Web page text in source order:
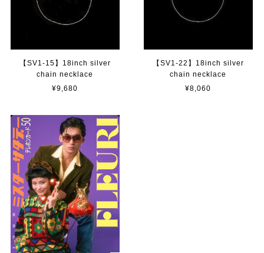
【SV1-15】18inch silver
chain necklace
¥9,680
【SV1-22】18inch silver
chain necklace
¥8,060